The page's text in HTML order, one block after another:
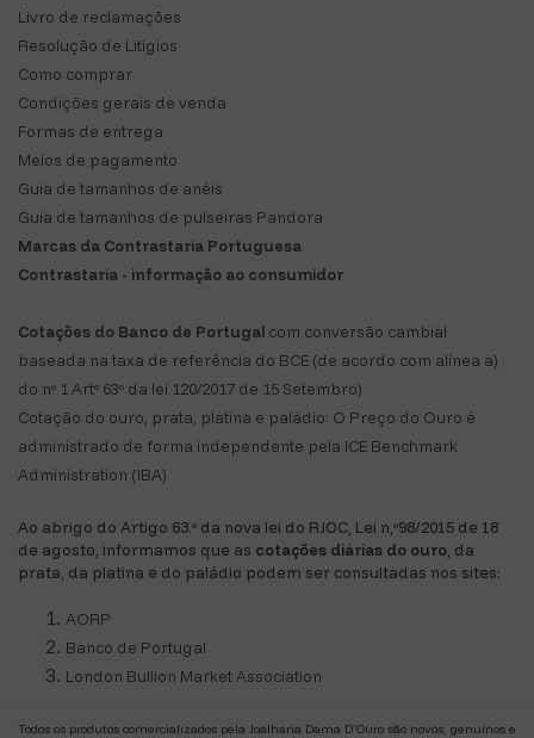
Livro de reclamações
Resolução de Litígios
Como comprar
Condições gerais de venda
Formas de entrega
Meios de pagamento
Guia de tamanhos de anéis
Guia de tamanhos de pulseiras Pandora
Marcas da Contrastaria Portuguesa
Contrastaria - informação ao consumidor
Cotações do Banco de Portugal com conversão cambial
baseada na taxa de referência do BCE (de acordo com alínea a)
do nº 1 Artº 63º da lei 120/2017 de 15 Setembro)
Cotação do ouro, prata, platina e paládio: O Preço do Ouro é
administrado de forma independente pela ICE Benchmark
Administration (IBA)
Ao abrigo do Artigo 63.º da nova lei do RJOC, Lei n,º98/2015 de 18
de agosto, informamos que as cotações diárias do ouro, da
prata, da platina e do paládio podem ser consultadas nos sites:
AORP
Banco de Portugal
London Bullion Market Association
Todos os produtos comercializados pela Joalharia Dama D'Ouro são novos, genuínos e